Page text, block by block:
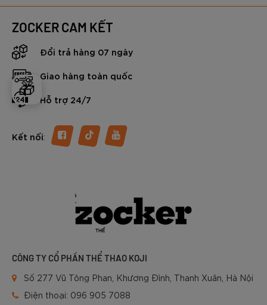
🎁
nghiệp hóa.
ZOCKER CAM KẾT
Đổi trả hàng 07 ngày
Giao hàng toàn quốc
Hỗ trợ 24/7
Kết nối:
CÔNG TY CỔ PHẦN THỂ THAO KOJI
Số 277 Vũ Tông Phan, Khương Đình, Thanh Xuân, Hà Nội
Điện thoại: 096 905 7088